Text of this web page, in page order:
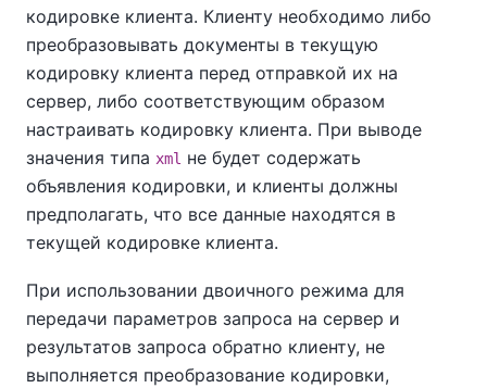
кодировке клиента. Клиенту необходимо либо
преобразовывать документы в текущую
кодировку клиента перед отправкой их на
сервер, либо соответствующим образом
настраивать кодировку клиента. При выводе
значения типа xml не будет содержать
объявления кодировки, и клиенты должны
предполагать, что все данные находятся в
текущей кодировке клиента.
При использовании двоичного режима для
передачи параметров запроса на сервер и
результатов запроса обратно клиенту, не
выполняется преобразование кодировки,